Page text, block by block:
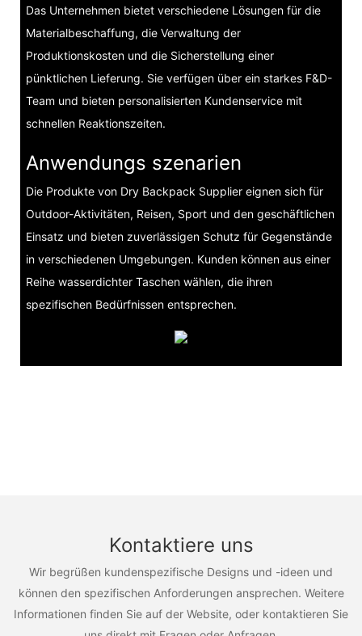
Das Unternehmen bietet verschiedene Lösungen für die
Materialbeschaffung, die Verwaltung der
Produktionskosten und die Sicherstellung einer
pünktlichen Lieferung. Sie verfügen über ein starkes F&D-
Team und bieten personalisierten Kundenservice mit
schnellen Reaktionszeiten.
Anwendungs szenarien
Die Produkte von Dry Backpack Supplier eignen sich für
Outdoor-Aktivitäten, Reisen, Sport und den geschäftlichen
Einsatz und bieten zuverlässigen Schutz für Gegenstände
in verschiedenen Umgebungen. Kunden können aus einer
Reihe wasserdichter Taschen wählen, die ihren
spezifischen Bedürfnissen entsprechen.
Kontaktiere uns
Wir begrüßen kundenspezifische Designs und -ideen und
können den spezifischen Anforderungen ansprechen. Weitere
Informationen finden Sie auf der Website, oder kontaktieren Sie